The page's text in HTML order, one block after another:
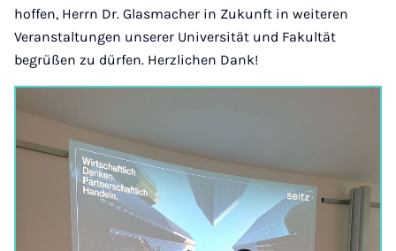
hoffen, Herrn Dr. Glasmacher in Zukunft in weiteren
Veranstaltungen unserer Universität und Fakultät
begrüßen zu dürfen. Herzlichen Dank!